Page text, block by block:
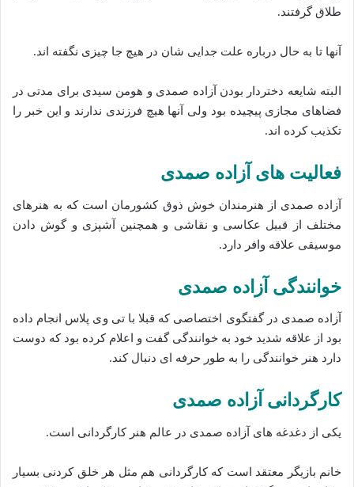
طلاق گرفتند.
آنها تا به حال درباره علت جدایی شان در هیچ جا چیزی نگفته اند.
البته شایعه دختردار بودن آزاده صمدی و هومن سیدی برای مدتی در
فضاهای مجازی پیچیده بود ولی آنها هیچ فرزندی ندارند و این خبر را
تکذیب کرده اند.
فعالیت های آزاده صمدی
آزاده صمدی از هنرمندان خوش ذوق کشورمان است که به هنرهای
مختلف از قبیل عکاسی و نقاشی و همچنین آشپزی و گوش دادن‌
موسیقی علاقه وافر دارد.
خوانندگی آزاده صمدی
آزاده صمدی در گفتگوی اختصاصی که قبلا با تی وی پلاس انجام داده‌
بود از علاقه شدید خود به خوانندگی گفت و اعلام کرده بود که دوست
دارد هنر خوانندگی را به طور حرفه ای دنبال کند.
کارگردانی آزاده صمدی
یکی از دغدغه های آزاده صمدی در عالم هنر کارگردانی است.
خانم بازیگر معتقد است که کارگردانی هم مثل هر خلق کردنی بسیار